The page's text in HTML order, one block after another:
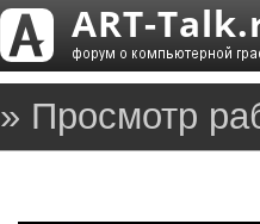
» Просмотр